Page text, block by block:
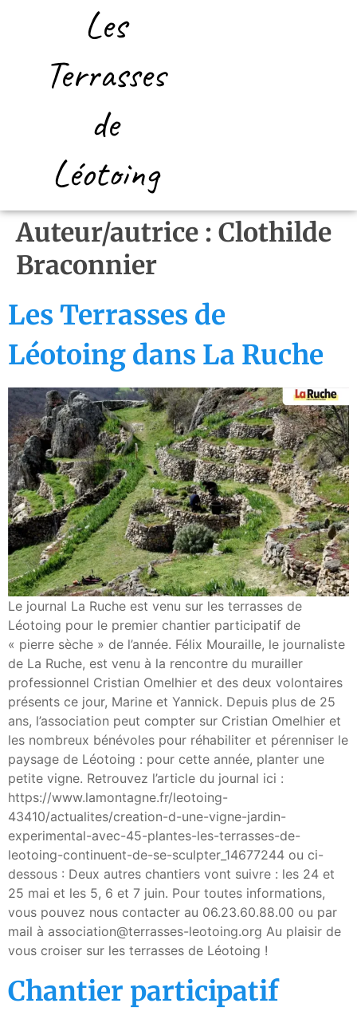
Les
Terrasses
de
Léotoing
Auteur/autrice : Clothilde
Braconnier
Les Terrasses de
Léotoing dans La Ruche
Le journal La Ruche est venu sur les terrasses de
Léotoing pour le premier chantier participatif de
« pierre sèche » de l’année. Félix Mouraille, le journaliste
de La Ruche, est venu à la rencontre du murailler
professionnel Cristian Omelhier et des deux volontaires
présents ce jour, Marine et Yannick. Depuis plus de 25
ans, l’association peut compter sur Cristian Omelhier et
les nombreux bénévoles pour réhabiliter et pérenniser le
paysage de Léotoing : pour cette année, planter une
petite vigne. Retrouvez l’article du journal ici :
https://www.lamontagne.fr/leotoing-
43410/actualites/creation-d-une-vigne-jardin-
experimental-avec-45-plantes-les-terrasses-de-
leotoing-continuent-de-se-sculpter_14677244 ou ci-
dessous : Deux autres chantiers vont suivre : les 24 et
25 mai et les 5, 6 et 7 juin. Pour toutes informations,
vous pouvez nous contacter au 06.23.60.88.00 ou par
mail à association@terrasses-leotoing.org Au plaisir de
vous croiser sur les terrasses de Léotoing !
Chantier participatif